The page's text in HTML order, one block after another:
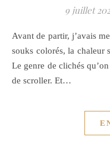
9 juillet
Avant de partir, j’avais mes images bien rangées dans la tête : les
souks colorés, la chaleur
Le genre de clichés
de scroller. Et…